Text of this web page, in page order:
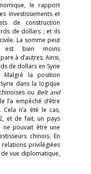
le rapport
investissements et
de construction
de dollars ; et ils
La somme peut
est bien moins
à d’autres. Ainsi,
de dollars en Syrie
Malgré la position
dans la logique
ou Belt and
l’a empêché d’être
Cela n’a été le cas,
et de fait, un pays
ne pouvait être une
chinois. En
privilégiées
de vue diplomatique,